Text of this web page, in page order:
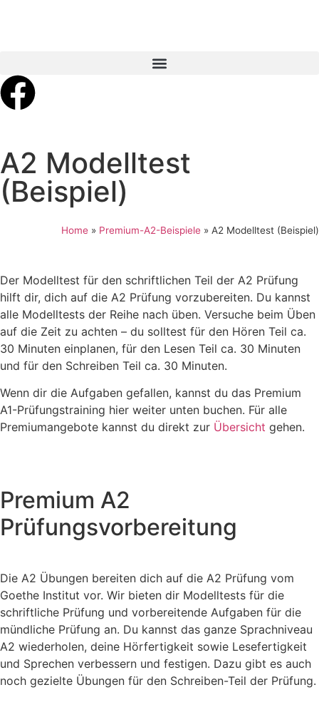
A2 Modelltest
(Beispiel)
Home » Premium-A2-Beispiele » A2 Modelltest (Beispiel)
Der Modelltest für den schriftlichen Teil der A2 Prüfung
hilft dir, dich auf die A2 Prüfung vorzubereiten. Du kannst
alle Modelltests der Reihe nach üben. Versuche beim Üben
auf die Zeit zu achten – du solltest für den Hören Teil ca.
30 Minuten einplanen, für den Lesen Teil ca. 30 Minuten
und für den Schreiben Teil ca. 30 Minuten.
Wenn dir die Aufgaben gefallen, kannst du das Premium
A1-Prüfungstraining hier weiter unten buchen. Für alle
Premiumangebote kannst du direkt zur Übersicht gehen.
Premium A2
Prüfungsvorbereitung
Die A2 Übungen bereiten dich auf die A2 Prüfung vom
Goethe Institut vor. Wir bieten dir Modelltests für die
schriftliche Prüfung und vorbereitende Aufgaben für die
mündliche Prüfung an. Du kannst das ganze Sprachniveau
A2 wiederholen, deine Hörfertigkeit sowie Lesefertigkeit
und Sprechen verbessern und festigen. Dazu gibt es auch
noch gezielte Übungen für den Schreiben-Teil der Prüfung.